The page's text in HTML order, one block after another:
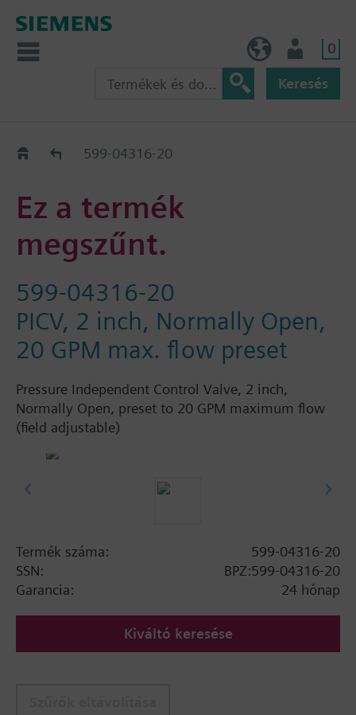
0
Keresés
Régi-Új Kiváltási segédlet
599-04316-20
Ez a termék
megszűnt.
599-04316-20
PICV, 2 inch, Normally Open,
20 GPM max. flow preset
Pressure Independent Control Valve, 2 inch,
Normally Open, preset to 20 GPM maximum flow
(field adjustable)
Termék száma:
599-04316-20
SSN:
BPZ:599-04316-20
Garancia:
24 hónap
Kiváltó keresése